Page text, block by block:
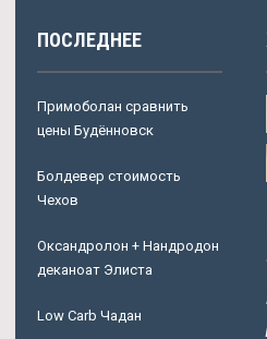
ПОСЛЕДНЕЕ
Примоболан сравнить
цены Будённовск
Болдевер стоимость
Чехов
Оксандролон + Нандродон
деканоат Элиста
Low Carb Чадан